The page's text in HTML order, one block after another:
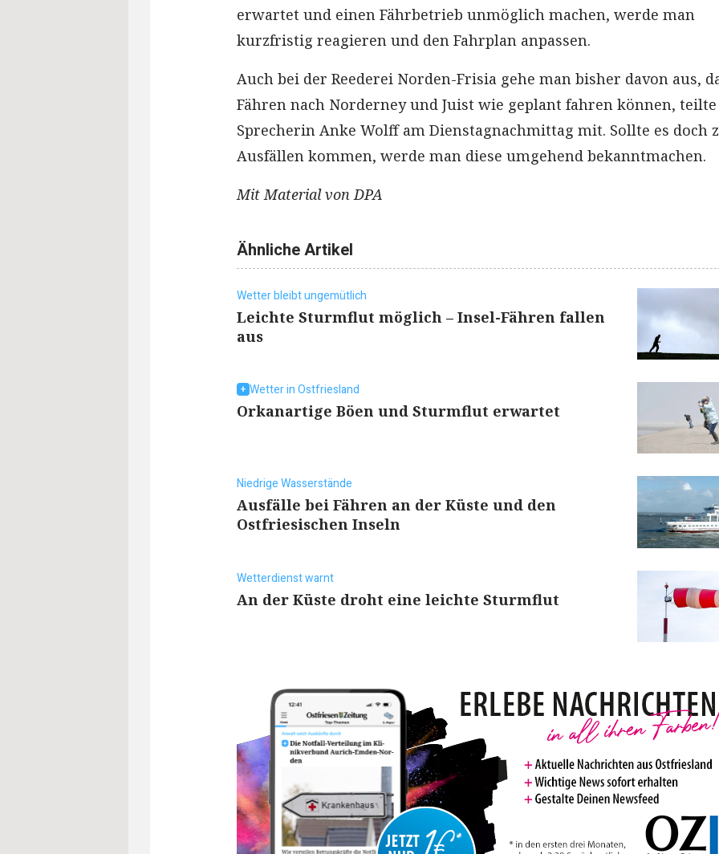
erwartet und einen Fährbetrieb unmöglich machen, werde man
kurzfristig reagieren und den Fahrplan anpassen.
Auch bei der Reederei Norden-Frisia gehe man bisher davon aus,
Fähren nach Norderney und Juist wie geplant fahren können, teilte
Sprecherin Anke Wolff am Dienstagnachmittag mit. Sollte es doch
Ausfällen kommen, werde man diese umgehend bekanntmachen.
Mit Material von DPA
Ähnliche Artikel
Wetter bleibt ungemütlich
Leichte Sturmflut möglich – Insel-Fähren fallen
aus
Wetter in Ostfriesland
Orkanartige Böen und Sturmflut erwartet
Niedrige Wasserstände
Ausfälle bei Fähren an der Küste und den
Ostfriesischen Inseln
Wetterdienst warnt
An der Küste droht eine leichte Sturmflut